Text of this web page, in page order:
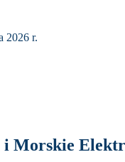
2026 r.
i Morskie